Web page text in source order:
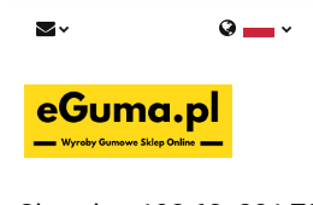
Polski